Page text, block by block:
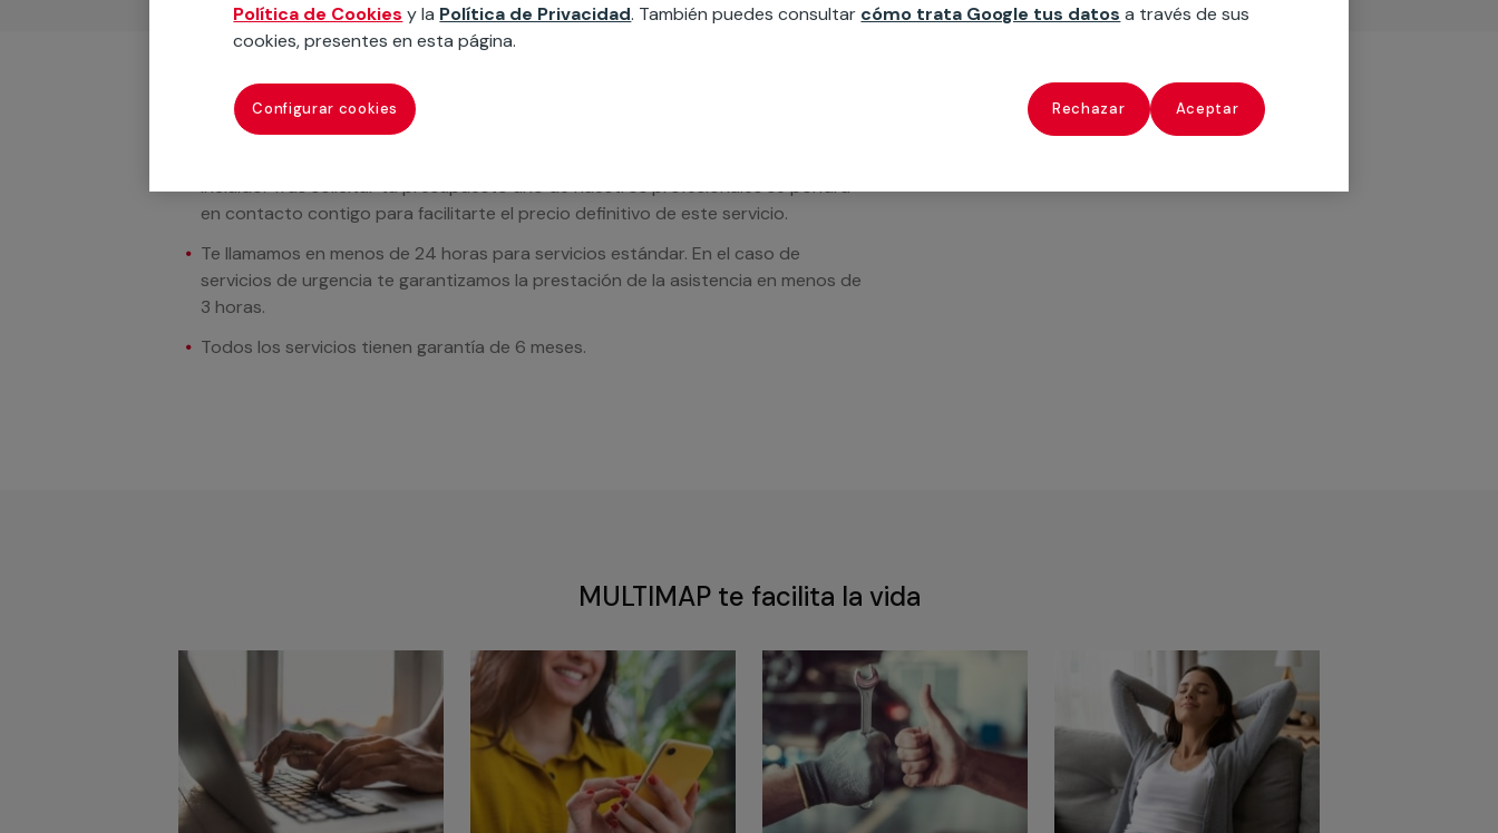
Condiciones del servicio
incluido. Tras solicitar tu presupuesto uno de nuestros profesionales se pondrá
en contacto contigo para facilitarte el precio definitivo de este servicio.
Te llamamos en menos de 24 horas para servicios estándar. En el caso de
servicios de urgencia te garantizamos la prestación de la asistencia en menos de
3 horas.
Todos los servicios tienen garantía de 6 meses.
MULTIMAP te facilita la vida
Política de Cookies y la Política de Privacidad. También puedes consultar cómo trata Google tus datos a través de sus
cookies, presentes en esta página.
Configurar cookies Rechazar Aceptar